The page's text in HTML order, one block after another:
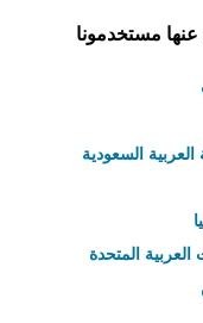
عنها مستخدمونا
السعودية
العربية المتحدة